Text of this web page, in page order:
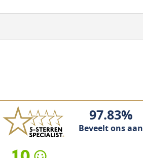
97.83%
Beveelt ons aan